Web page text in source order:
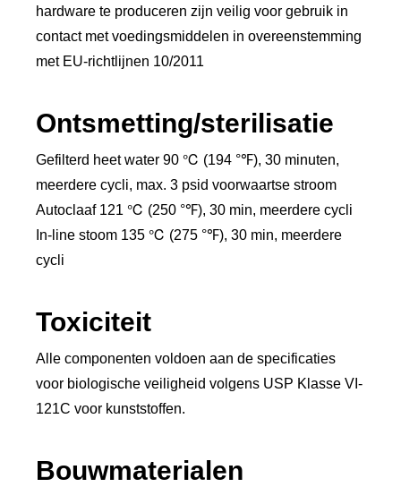
hardware te produceren zijn veilig voor gebruik in
contact met voedingsmiddelen in overeenstemming
met EU-richtlijnen 10/2011
Ontsmetting/sterilisatie
Gefilterd heet water 90 ℃ (194 °℉), 30 minuten,
meerdere cycli, max. 3 psid voorwaartse stroom
Autoclaaf 121 ℃ (250 °℉), 30 min, meerdere cycli
In-line stoom 135 ℃ (275 °℉), 30 min, meerdere
cycli
Toxiciteit
Alle componenten voldoen aan de specificaties
voor biologische veiligheid volgens USP Klasse VI-
121C voor kunststoffen.
Bouwmaterialen